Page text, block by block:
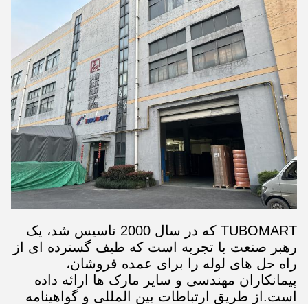
TUBOMART که در سال 2000 تاسیس شد، یک
رهبر صنعت با تجربه است که طیف گسترده ای از
راه حل های لوله را برای عمده فروشان،
پیمانکاران مهندسی و سایر مارک ها ارائه داده
است.از طریق ارتباطات بین المللی و گواهینامه